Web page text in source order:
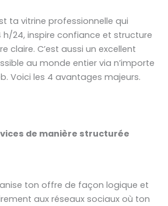
ta vitrine professionnelle qui
h/24, inspire confiance et structure
claire. C’est aussi un excellent
au monde entier via n’importe
Voici les 4 avantages majeurs.
de manière structurée
ton offre de façon logique et
aux réseaux sociaux où ton